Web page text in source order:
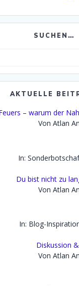
SUCHEN…
AKTUELLE
– warum der
Von Atlan
In:
Du bist nicht zu
Von Atlan
In: Blog-
Diskussion
Von Atlan